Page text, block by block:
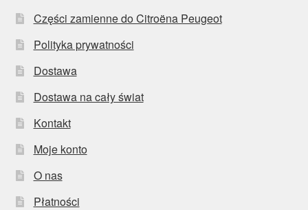
Części zamienne do Citroëna Peugeot
Polityka prywatności
Dostawa
Dostawa na cały świat
Kontakt
Moje konto
O nas
Płatności